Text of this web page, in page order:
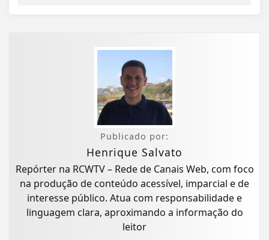
Publicado por:
Henrique Salvato
Repórter na RCWTV – Rede de Canais Web, com foco
na produção de conteúdo acessível, imparcial e de
interesse público. Atua com responsabilidade e
linguagem clara, aproximando a informação do
leitor